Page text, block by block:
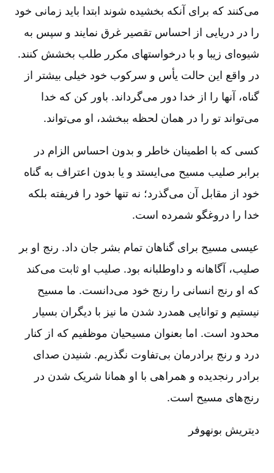
می‌کنند که برای آنکه بخشیده شوند ابتدا باید زمانی خود
را در دریایی از احساس تقصیر غرق نمایند و سپس به
شیوه‌ای زیبا و با درخواستهای مکرر طلب بخشش کنند.
در واقع این حالت یأس و سرکوب خود خیلی بیشتر از
گناه‌، آنها را از خدا دور می‌گرداند. باور کن که خدا
می‌تواند تو را در همان لحظه ببخشد، او می‌تواند.
کسی که با اطمینان خاطر و بدون احساس الزام در
برابر صلیب مسیح می‌ایستد و یا بدون اعتراف به گناه
خود از مقابل آن می‌گذرد؛ نه تنها خود را فریفته بلکه
خدا را دروغگو شمرده است‌.
عیسی مسیح برای گناهان تمام بشر جان داد. رنج او بر
صلیب‌، آگاهانه و داوطلبانه بود. صلیب او ثابت می‌کند
که او رنج انسانی را رنج خود می‌دانست‌. ما مسیح
نیستیم و توانایی همدرد شدن ما نیز با دیگران بسیار
محدود است‌. اما بعنوان مسیحیان موظفیم که از کنار
درد و رنج برادرمان بی‌تفاوت نگذریم‌. شنیدن صدای
برادر رنجدیده و همراهی با او همانا شریک شدن در
رنج‌های مسیح است‌.
دیتریش بونهوفر